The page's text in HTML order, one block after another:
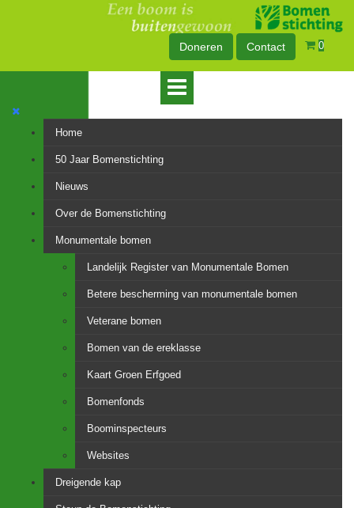
Doneren Contact 0
Home
50 Jaar Bomenstichting
Nieuws
Over de Bomenstichting
Monumentale bomen
Landelijk Register van Monumentale Bomen
Betere bescherming van monumentale bomen
Veterane bomen
Bomen van de ereklasse
Kaart Groen Erfgoed
Bomenfonds
Boominspecteurs
Websites
Dreigende kap